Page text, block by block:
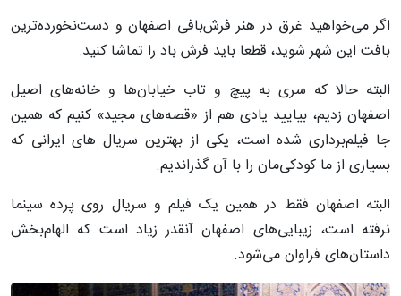
اگر می‌خواهید غرق در هنر فرش‌بافی اصفهان و دست‌نخورده‌ترین
بافت این شهر شوید، قطعا باید فرش باد را تماشا کنید.
البته حالا که سری به پیچ و تاب خیابان‌ها و خانه‌های اصیل
اصفهان زدیم، بیایید یادی هم از «قصه‌های مجید» کنیم که همین
جا فیلم‌برداری شده است، یکی از بهترین سریال های ایرانی که
بسیاری از ما کودکی‌مان را با آن گذراندیم.
البته اصفهان فقط در همین یک فیلم و سریال روی پرده سینما
نرفته است، زیبایی‌های اصفهان آنقدر زیاد است که الهام‌بخش
داستان‌های فراوان می‌شود.